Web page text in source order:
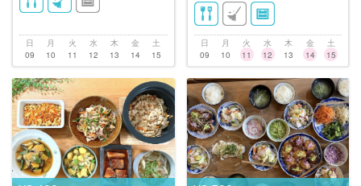
日
09
月
10
火
11
水
12
木
13
金
14
土
15
日
09
月
10
火
11
水
12
木
13
金
14
土
15